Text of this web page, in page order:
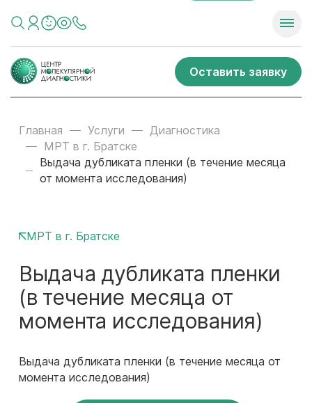
Оставить заявку
Главная Услуги
Диагностика
МРТ в г. Братске
Выдача дубликата пленки (в течение месяца
от момента исследования)
МРТ в г. Братске
Выдача дубликата пленки
(в течение месяца от
момента исследования)
Выдача дубликата пленки (в течение месяца от
момента исследования)